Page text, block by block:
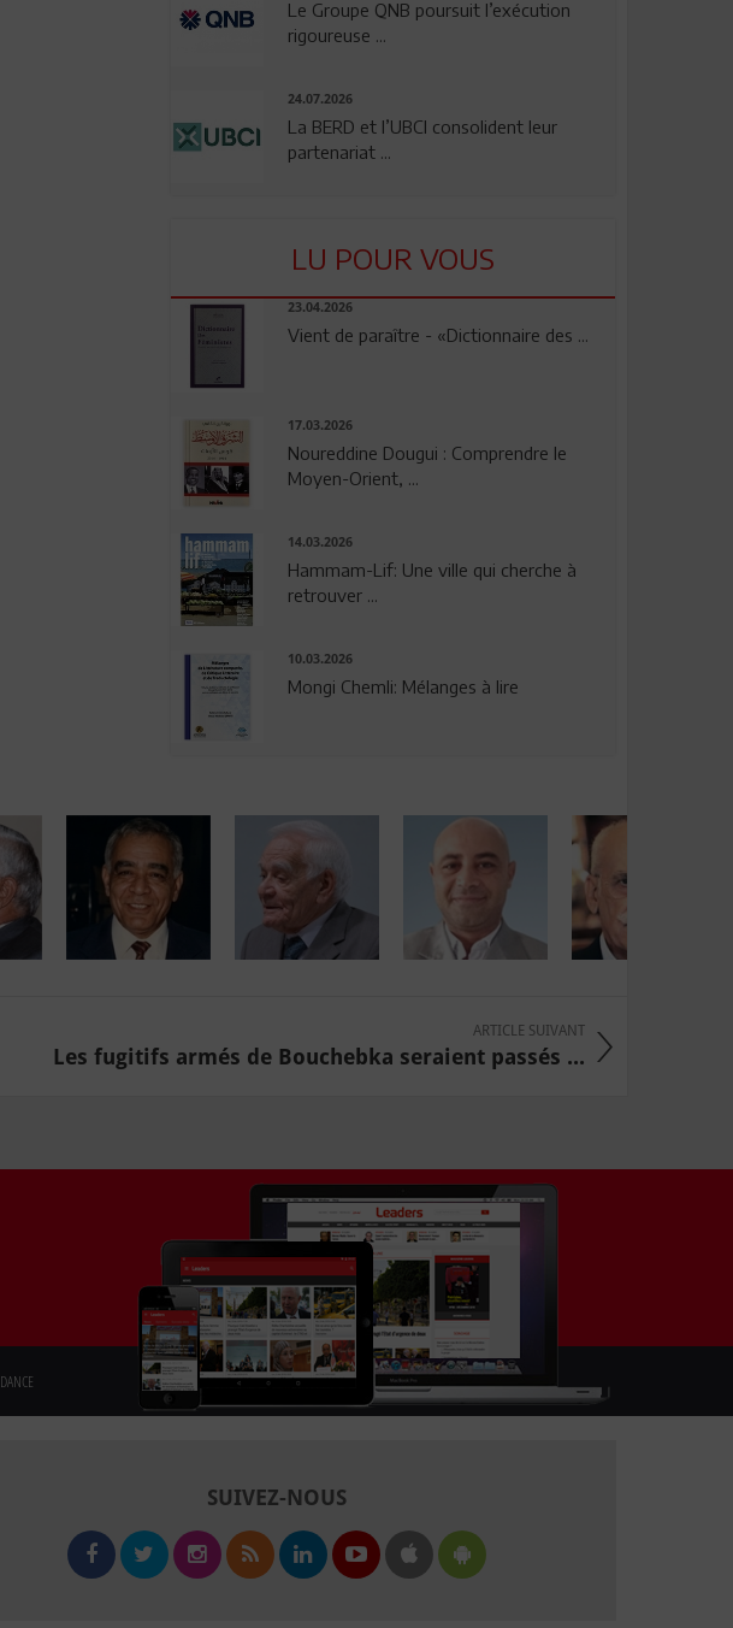
Le Groupe QNB poursuit l’exécution
rigoureuse ...
24.07.2026
La BERD et l’UBCI consolident leur
partenariat ...
LU POUR VOUS
23.04.2026
Vient de paraître - «Dictionnaire des ...
17.03.2026
Noureddine Dougui : Comprendre le
Moyen-Orient, ...
14.03.2026
Hammam-Lif: Une ville qui cherche à
retrouver ...
10.03.2026
Mongi Chemli: Mélanges à lire
ARTICLE SUIVANT
Les fugitifs armés de Bouchebka seraient passés ...
SUIVEZ-NOUS